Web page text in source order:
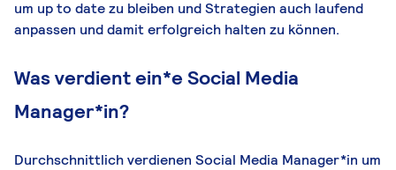
um up to date zu bleiben und Strategien auch laufend
anpassen und damit erfolgreich halten zu können.
Was verdient ein*e Social Media
Manager*in?
Durchschnittlich verdienen Social Media Manager*in um